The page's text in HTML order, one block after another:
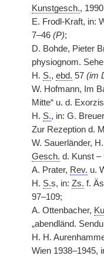
Kunstgesch.,
E. Frodl-Kraft, in:
7–46 (P);
D. Bohde, Pieter
physiognom.
H. S., ebd. 57 (im
W. Hofmann, Im
Mitte“ u. d.
H. S., in: G.
Zur Rezeption d.
W. Sauerländer, H.
Gesch. d. Kunst –
A. Prater, Rev. u.
H. S.s, in: Zs. f.
97–109;
A. Ottenbacher,
„abendländ.
H. H.
Wien 1938–1945,